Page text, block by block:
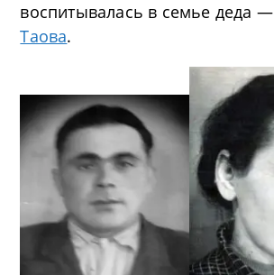
воспитывалась в семье деда —
Таова.